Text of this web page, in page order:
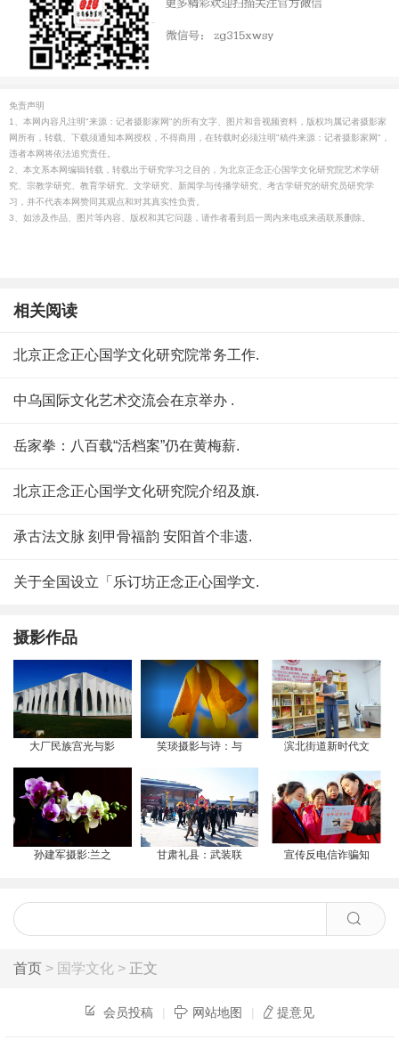
免责声明
1、本网内容凡注明"来源：记者摄影家网"的所有文字、图片和音视频资料，版权均属记者摄影家
网所有，转载、下载须通知本网授权，不得商用，在转载时必须注明"稿件来源：记者摄影家网"，
违者本网将依法追究责任。
2、本文系本网编辑转载，转载出于研究学习之目的，为北京正念正心国学文化研究院艺术学研
究、宗教学研究、教育学研究、文学研究、新闻学与传播学研究、考古学研究的研究员研究学
习，并不代表本网赞同其观点和对其真实性负责。
3、如涉及作品、图片等内容、版权和其它问题，请作者看到后一周内来电或来函联系删除。
相关阅读
北京正念正心国学文化研究院常务工作.
中乌国际文化艺术交流会在京举办 .
岳家拳：八百载“活档案”仍在黄梅薪.
北京正念正心国学文化研究院介绍及旗.
承古法文脉 刻甲骨福韵 安阳首个非遗.
关于全国设立「乐订坊正念正心国学文.
摄影作品
大厂民族宫光与影 笑琰摄影与诗：与 滨北街道新时代文
孙建军摄影:兰之 甘肃礼县：武装联 宣传反电信诈骗知
首页 > 国学文化 > 正文
会员投稿 | 网站地图 | 提意见